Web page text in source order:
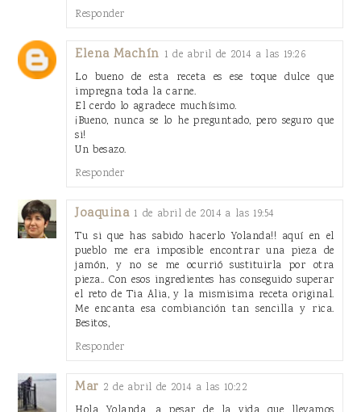
Responder
Elena Machín 1 de abril de 2014 a las 19:26
Lo bueno de esta receta es ese toque dulce que
impregna toda la carne.
El cerdo lo agradece muchísimo.
¡Bueno, nunca se lo he preguntado, pero seguro que
si!
Un besazo.
Responder
Joaquina 1 de abril de 2014 a las 19:54
Tu si que has sabido hacerlo Yolanda!! aquí en el
pueblo me era imposible encontrar una pieza de
jamón, y no se me ocurrió sustituirla por otra
pieza.. Con esos ingredientes has conseguido superar
el reto de Tia Alia, y la mismisima receta original.
Me encanta esa combianción tan sencilla y rica.
Besitos,
Responder
Mar 2 de abril de 2014 a las 10:22